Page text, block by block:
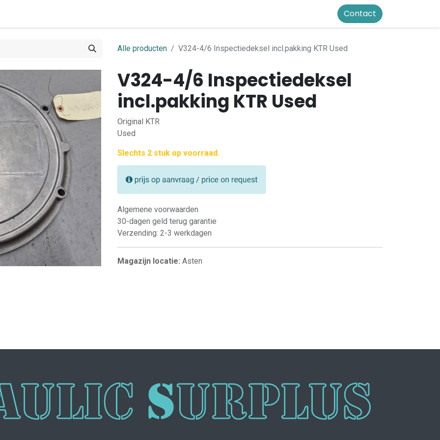
Contact
Alle producten V324-4/6 Inspectiedeksel incl.pakking KTR Used
V324-4/6 Inspectiedeksel
incl.pakking KTR Used
Original KTR
Used
Slechts 2 stuk op voorraad.
Algemene voorwaarden
30-dagen geld terug garantie
Verzending: 2-3 werkdagen
Magazijn locatie: Asten